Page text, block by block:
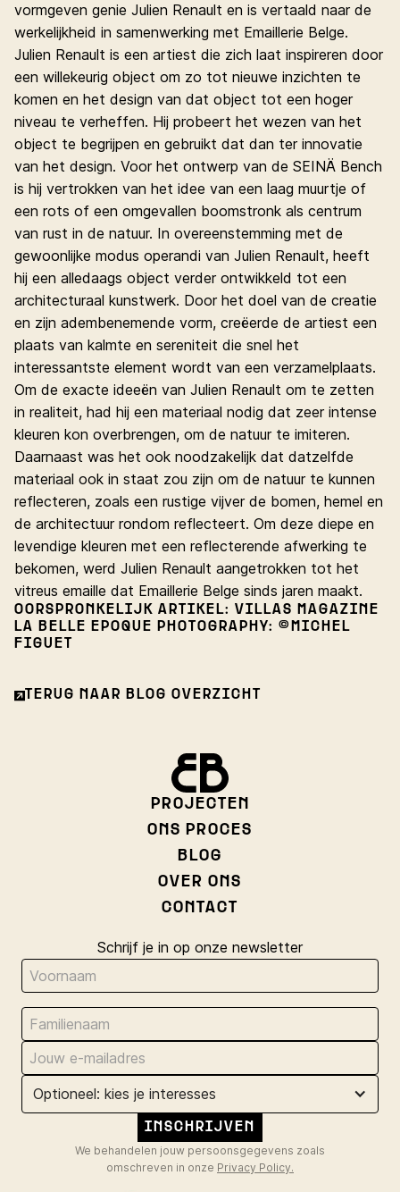
vormgeven genie Julien Renault en is vertaald naar de
werkelijkheid in samenwerking met Emaillerie Belge.
Julien Renault is een artiest die zich laat inspireren door
een willekeurig object om zo tot nieuwe inzichten te
komen en het design van dat object tot een hoger
niveau te verheffen. Hij probeert het wezen van het
object te begrijpen en gebruikt dat dan ter innovatie
van het design. Voor het ontwerp van de SEINÄ Bench
is hij vertrokken van het idee van een laag muurtje of
een rots of een omgevallen boomstronk als centrum
van rust in de natuur. In overeenstemming met de
gewoonlijke modus operandi van Julien Renault, heeft
hij een alledaags object verder ontwikkeld tot een
architecturaal kunstwerk. Door het doel van de creatie
en zijn adembenemende vorm, creëerde de artiest een
plaats van kalmte en sereniteit die snel het
interessantste element wordt van een verzamelplaats.
Om de exacte ideeën van Julien Renault om te zetten
in realiteit, had hij een materiaal nodig dat zeer intense
kleuren kon overbrengen, om de natuur te imiteren.
Daarnaast was het ook noodzakelijk dat datzelfde
materiaal ook in staat zou zijn om de natuur te kunnen
reflecteren, zoals een rustige vijver de bomen, hemel en
de architectuur rondom reflecteert. Om deze diepe en
levendige kleuren met een reflecterende afwerking te
bekomen, werd Julien Renault aangetrokken tot het
vitreus emaille dat Emaillerie Belge sinds jaren maakt.
OORSPRONKELIJK ARTIKEL: VILLAS MAGAZINE
LA BELLE EPOQUE PHOTOGRAPHY: ©MICHEL
FIGUET
TERUG NAAR BLOG OVERZICHT
PROJECTEN
ONS PROCES
BLOG
OVER ONS
CONTACT
Schrijf je in op onze newsletter
Optioneel: kies je interesses
We behandelen jouw persoonsgegevens zoals
omschreven in onze Privacy Policy.